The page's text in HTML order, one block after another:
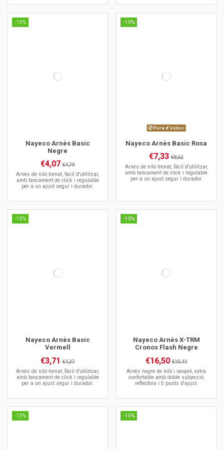
-15%
Nayeco Arnès Basic
Negre
€4,07 €4,79
Arnès de niló trenat, fàcil d'utilitzar,
amb tancament de click i regulable
per a un ajust segur i durador.
-15%
Fora d'estoc
Nayeco Arnès Basic Rosa
€7,33€8,62
Arnès de niló trenat, fàcil d'utilitzar,
amb tancament de click i regulable
per a un ajust segur i durador.
-15%
Nayeco Arnès Basic
Vermell
€3,71 €4,37
Arnès de niló trenat, fàcil d'utilitzar,
amb tancament de click i regulable
per a un ajust segur i durador.
-15%
Nayeco Arnès X-TRM
Cronos Flash Negre
€16,50€19,41
Arnès negre de niló i neoprè, extra
confortable amb doble subjecció,
reflectora i 5 punts d'ajust.
-15% -15%